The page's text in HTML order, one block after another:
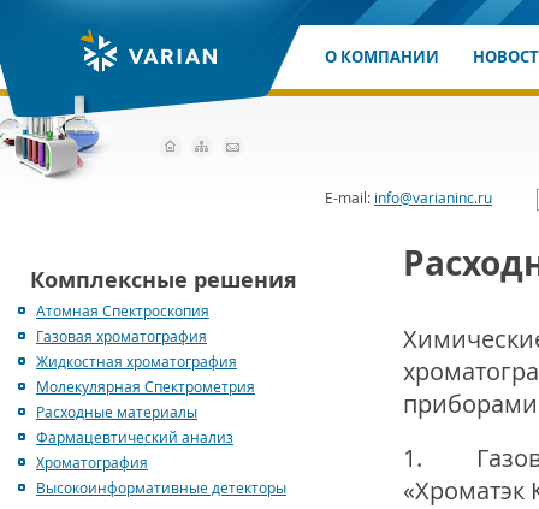
О КОМПАНИИ
E-mail: info@varianinc.ru
Комплексные решения
Атомная Спектроскопия
Газовая хроматография
Жидкостная хроматография
Молекулярная Спектрометрия
Расходные материалы
Фармацевтический анализ
Хроматография
Высокоинформативные детекторы
1.
«Хроматэк